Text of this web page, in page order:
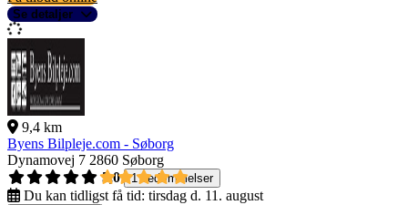
Se detaljer
9,4 km
Byens Bilpleje.com - Søborg
Dynamovej 7 2860 Søborg
5,0
1 bedømmelser
Du kan tidligst få tid: tirsdag d. 11. august